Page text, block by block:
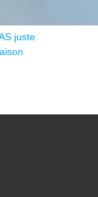
juste